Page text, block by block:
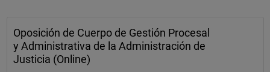
Oposición de Cuerpo de Gestión Procesal
y Administrativa de la Administración de
Justicia (Online)